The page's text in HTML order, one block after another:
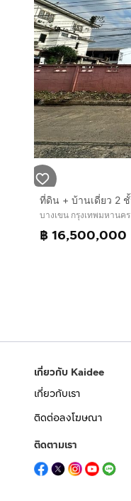
บางเขน กรุงเทพมหานคร
฿ 16,500,000
เกี่ยวกับ Kaidee
เกี่ยวกับเรา
ติดต่อลงโฆษณา
ติดตามเรา